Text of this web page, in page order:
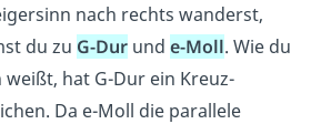
nach rechts wanderst,
du zu G-Dur und e-Moll. Wie du
weißt, hat G-Dur ein Kreuz-
Da e-Moll die parallele